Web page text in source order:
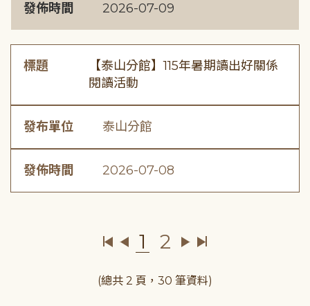
發佈時間 2026-07-09
標題
【泰山分館】115年暑期讀出好關係
閱讀活動
發布單位 泰山分館
發佈時間 2026-07-08
1 2
(總共 2 頁，30 筆資料)